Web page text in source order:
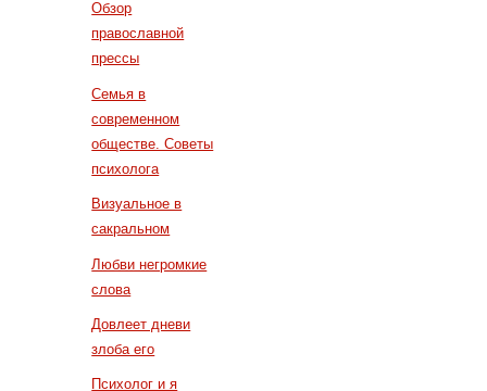
Обзор
православной
прессы
Семья в
современном
обществе. Советы
психолога
Визуальное в
сакральном
Любви негромкие
слова
Довлеет дневи
злоба его
Психолог и я